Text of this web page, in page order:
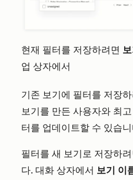
현재 필터를 저장하려면
업 상자에서
기존 보기에 필터를 저장
보기를 만든 사용자와 최
터를 업데이트할 수 있습
필터를 새 보기로 저장하려
다. 대화 상자에서 보기 이